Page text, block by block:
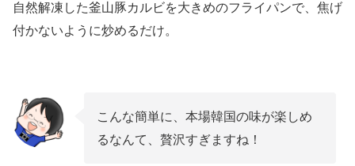
自然解凍した釜山豚カルビを大きめのフライパンで、焦げ
付かないように炒めるだけ。
こんな簡単に、本場韓国の味が楽しめ
るなんて、贅沢すぎますね！